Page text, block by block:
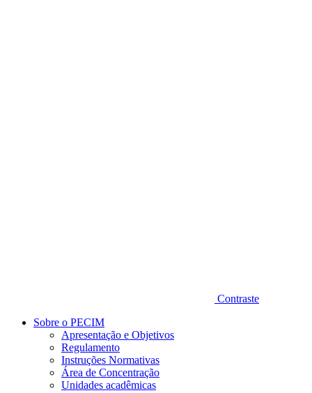
Contraste
Sobre o PECIM
Apresentação e Objetivos
Regulamento
Instruções Normativas
Área de Concentração
Unidades acadêmicas